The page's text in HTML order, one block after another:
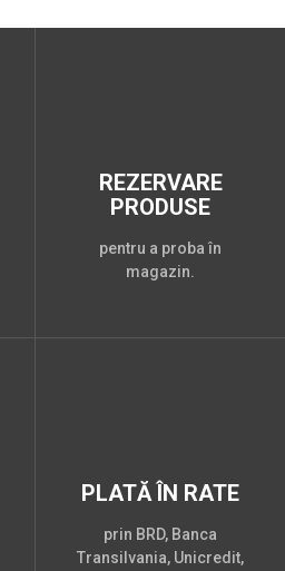
REZERVARE
PRODUSE
pentru a proba în
magazin.
PLATĂ ÎN RATE
prin BRD, Banca
Transilvania, Unicredit,